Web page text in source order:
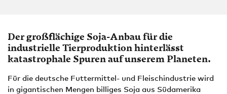
Der großflächige Soja-Anbau für die
industrielle Tierproduktion hinterlässt
katastrophale Spuren auf unserem Planeten.
Für die deutsche Futtermittel- und Fleischindustrie wird
in gigantischen Mengen billiges Soja aus Südamerika